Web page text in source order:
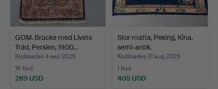
GOM. Brücke med Livets
Träd, Persien, 1900…
Klubbades 4 sep 2025
18 bud
289 USD
Stor matta, Peking, Kina,
semi-antik.
Klubbades 31 aug 2025
1 bud
405 USD